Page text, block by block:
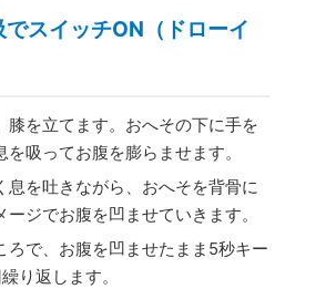
スイッチON（ドローイ
膝を立てます。おへその下に手を
を吸ってお腹を膨らませます。
息を吐きながら、おへそを背骨に
ージでお腹を凹ませていきます。
ろで、お腹を凹ませたまま5秒キー
り返します。